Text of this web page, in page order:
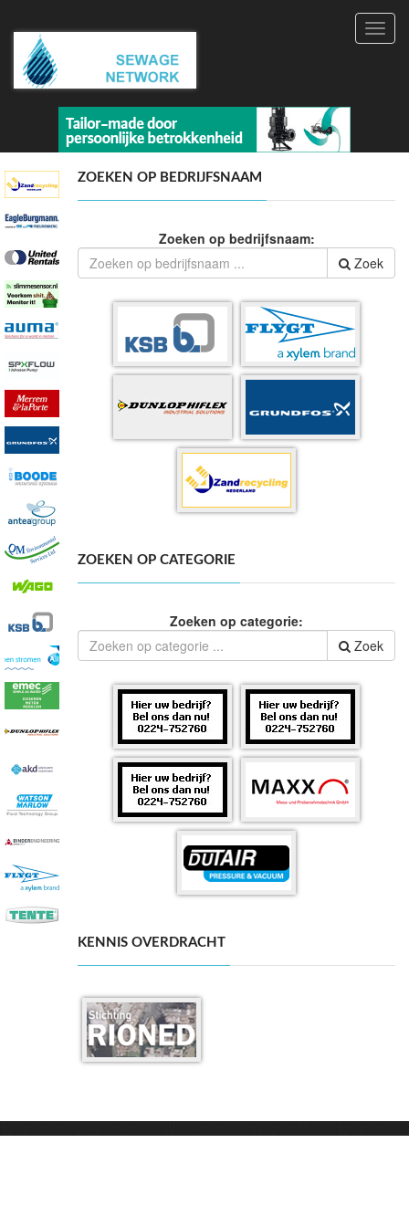
ZOEKEN OP BEDRIJFSNAAM
Zoeken op bedrijfsnaam:
Zoek
ZOEKEN OP CATEGORIE
Zoeken op categorie:
Zoek
KENNIS OVERDRACHT